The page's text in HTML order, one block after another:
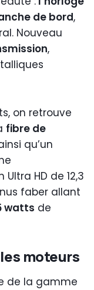
de bord,
Nouveau
,
on retrouve
fibre de
qu’un
HD de 12,3
faber allant
watts de
moteurs
de la gamme